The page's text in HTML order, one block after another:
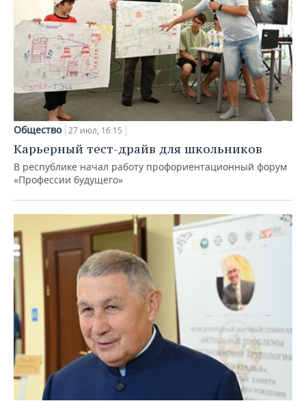
Общество 27 июл, 16:15
Карьерный тест-драйв для школьников
В республике начал работу профориентационный форум
«Профессии будущего»